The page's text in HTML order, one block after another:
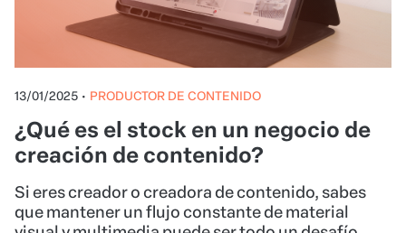
13/01/2025 • PRODUCTOR DE CONTENIDO
¿Qué es el stock en un negocio de
creación de contenido?
Si eres creador o creadora de contenido, sabes
que mantener un flujo constante de material